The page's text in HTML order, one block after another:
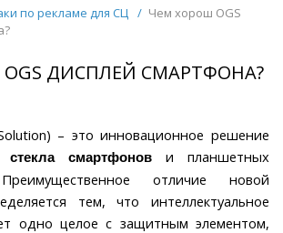
по рекламе для СЦ / Чем хорош OGS
ДИСПЛЕЙ СМАРТФОНА?
– это инновационное решение
стекла смартфонов
и планшетных
отличие новой
тем, что интеллектуальное
одно целое с защитным элементом,